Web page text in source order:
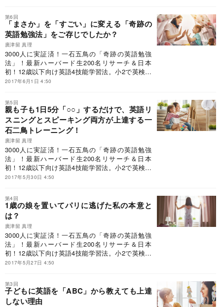
第6回
「まさか」を「すごい」に変える「奇跡の
英語勉強法」をご存じでしたか？
廣津留 真理
3000人に実証済！一石五鳥の「奇跡の英語勉強
法」！最新ハーバード生200名リサーチ＆日本
初！12歳以下向け英語4技能学習法。小2で英検準
2級合格！地方公立からハーバード合格！2020年
2017年6月1日 4:50
第5回
親も子も1日5分「○○」するだけで、英語リ
スニングとスピーキング両方が上達する一
石二鳥トレーニング！
廣津留 真理
3000人に実証済！一石五鳥の「奇跡の英語勉強
法」！最新ハーバード生200名リサーチ＆日本
初！12歳以下向け英語4技能学習法。小2で英検準
2級合格！地方公立からハーバード合格！2020年
2017年5月30日 4:50
第4回
1歳の娘を置いてパリに逃げた私の本意と
は？
廣津留 真理
3000人に実証済！一石五鳥の「奇跡の英語勉強
法」！最新ハーバード生200名リサーチ＆日本
初！12歳以下向け英語4技能学習法。小2で英検準
2級合格！地方公立からハーバード合格！2020年
2017年5月27日 4:50
第3回
子どもに英語を「ABC」から教えても上達
しない理由